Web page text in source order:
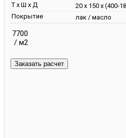
Т х Ш х Д
20 х 150 х (400-
Покрытие
лак / масло
7700
/ м2